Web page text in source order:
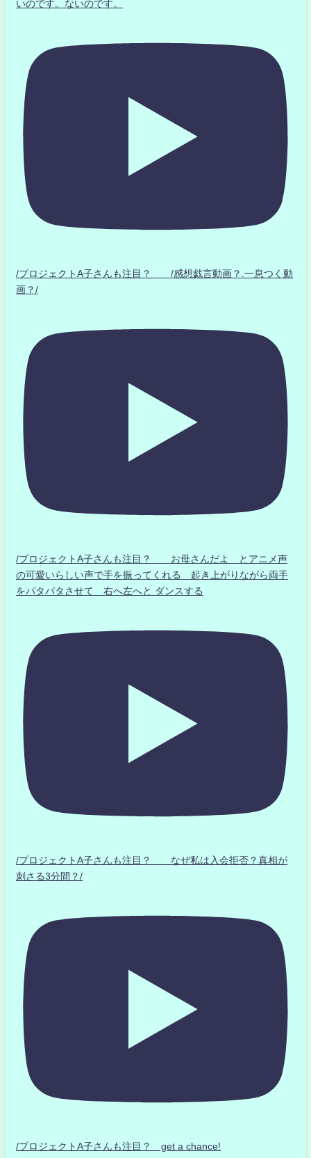
いのです。ないのです。
/プロジェクトA子さんも注目？ /感想戯言動画？.一息つく動
画？/
/プロジェクトA子さんも注目？ お母さんだよ とアニメ声
の可愛いらしい声で手を振ってくれる 起き上がりながら両手
をパタパタさせて 右へ左へと ダンスする
/プロジェクトA子さんも注目？ なぜ私は入会拒否？真相が
刺さる3分間？/
/プロジェクトA子さんも注目？ get a chance!